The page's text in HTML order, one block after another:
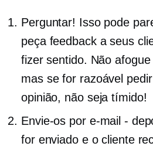
Perguntar! Isso pode
peça feedback a seus
fizer sentido. Não
mas se for razoável
opinião, não seja tímido!
Envie-os por e-mail -
for enviado e o cliente